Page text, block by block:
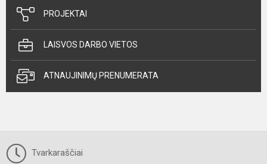
PROJEKTAI
LAISVOS DARBO VIETOS
ATNAUJINIMŲ PRENUMERATA
Tvarkaraščiai